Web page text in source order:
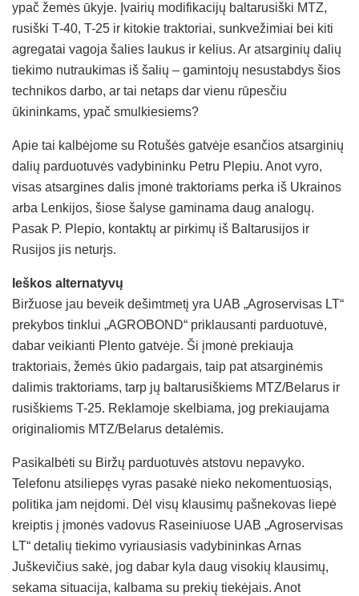
ypač žemės ūkyje. Įvairių modifikacijų baltarusiški MTZ,
rusiški T-40, T-25 ir kitokie traktoriai, sunkvežimiai bei kiti
agregatai vagoja šalies laukus ir kelius. Ar atsarginių dalių
tiekimo nutraukimas iš šalių – gamintojų nesustabdys šios
technikos darbo, ar tai netaps dar vienu rūpesčiu
ūkininkams, ypač smulkiesiems?
Apie tai kalbėjome su Rotušės gatvėje esančios atsarginių
dalių parduotuvės vadybininku Petru Plepiu. Anot vyro,
visas atsargines dalis įmonė traktoriams perka iš Ukrainos
arba Lenkijos, šiose šalyse gaminama daug analogų.
Pasak P. Plepio, kontaktų ar pirkimų iš Baltarusijos ir
Rusijos jis neturįs.
Ieškos alternatyvų
Biržuose jau beveik dešimtmetį yra UAB „Agroservisas LT“
prekybos tinklui „AGROBOND“ priklausanti parduotuvė,
dabar veikianti Plento gatvėje. Ši įmonė prekiauja
traktoriais, žemės ūkio padargais, taip pat atsarginėmis
dalimis traktoriams, tarp jų baltarusiškiems MTZ/Belarus ir
rusiškiems T-25. Reklamoje skelbiama, jog prekiaujama
originaliomis MTZ/Belarus detalėmis.
Pasikalbėti su Biržų parduotuvės atstovu nepavyko.
Telefonu atsiliepęs vyras pasakė nieko nekomentuosiąs,
politika jam neįdomi. Dėl visų klausimų pašnekovas liepė
kreiptis į įmonės vadovus Raseiniuose UAB „Agroservisas
LT“ detalių tiekimo vyriausiasis vadybininkas Arnas
Juškevičius sakė, jog dabar kyla daug visokių klausimų,
sekama situacija, kalbama su prekių tiekėjais. Anot